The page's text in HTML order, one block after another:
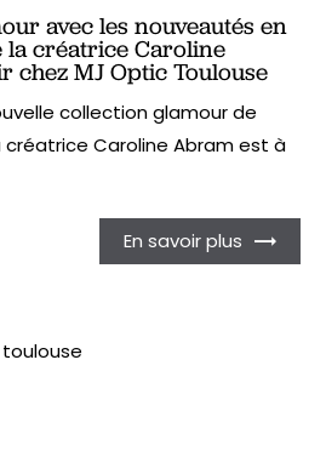
avec les nouveautés en
la créatrice Caroline
chez MJ Optic Toulouse
collection glamour de
Caroline Abram est à
En savoir plus